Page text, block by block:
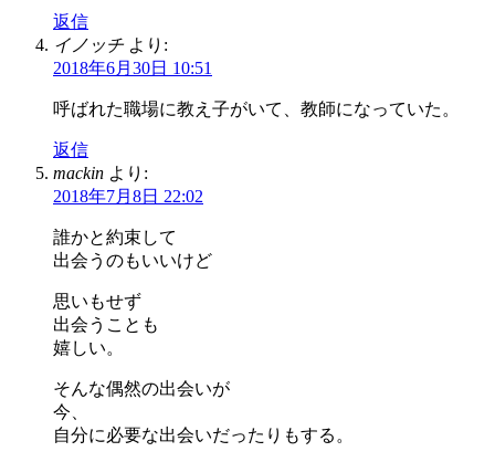
返信
イノッチ より:
2018年6月30日 10:51
呼ばれた職場に教え子がいて、教師になっていた。
返信
mackin より:
2018年7月8日 22:02
誰かと約束して
出会うのもいいけど
思いもせず
出会うことも
嬉しい。
そんな偶然の出会いが
今、
自分に必要な出会いだったりもする。